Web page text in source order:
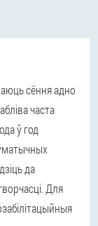
сёння адно
часта
ў год
да
Для